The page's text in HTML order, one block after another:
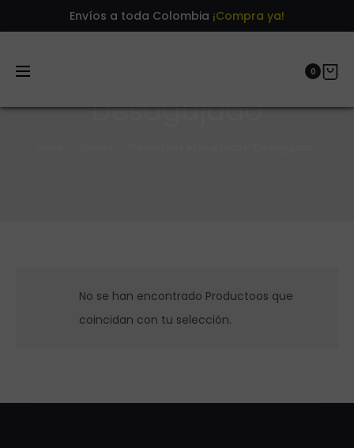
Envíos a toda Colombia ¡Compra ya!
0
Desagujado
No se han encontrado Productoos que
coincidan con tu selección.